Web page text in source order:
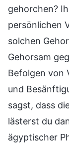
gehorchen?
persönlichen
solchen
Gehorsam
Befolgen von
und
sagst, dass
lästerst du
ägyptischer